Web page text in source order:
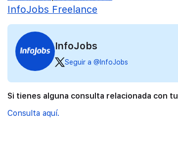
InfoJobs Freelance
InfoJobs
Seguir a @InfoJobs
Si tienes alguna consulta relacionada con
Consulta aquí.